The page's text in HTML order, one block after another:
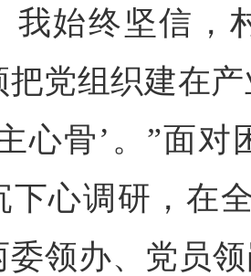
我始终坚信，
把党组织建在
心骨’。”面
下心调研，在
领办、党员